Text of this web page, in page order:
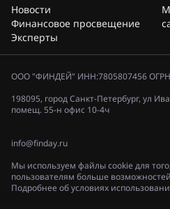
Новости
Финансовое просвещение
Эксперты
ООО "ФИНДЕЙ" ИНН:7805807456
198095, город Санкт-Петербург, ул
помещ. 55-н офис 10-4ч
info@finday.ru
Мы используем файлы cookie для
пользователям больше
Подробнее об условиях